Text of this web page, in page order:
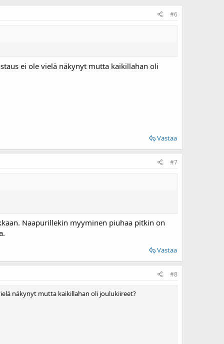
#6
ei ole vielä näkynyt mutta kaikillahan oli
Vastaa
#7
Naapurillekin myyminen piuhaa pitkin on
Vastaa
#8
näkynyt mutta kaikillahan oli joulukiireet?